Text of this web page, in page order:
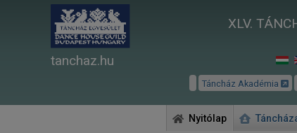
XLV.
tanchaz.hu
Táncház Akadémia
Nyitólap